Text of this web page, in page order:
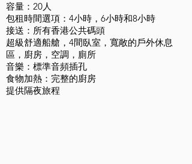
容量：20人
包租時間選項：4小時，6小時和8小時
接送：所有香港公共碼頭
超級舒適船艙，4間臥室，寬敞的戶外休息
區，廚房，空調，廁所
音樂：標準音頻插孔
食物加熱：完整的廚房
提供隔夜旅程